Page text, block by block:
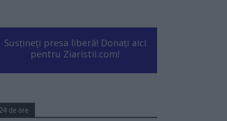
Susțineți presa liberă! Donați aici
pentru Ziaristii.com!
de ore